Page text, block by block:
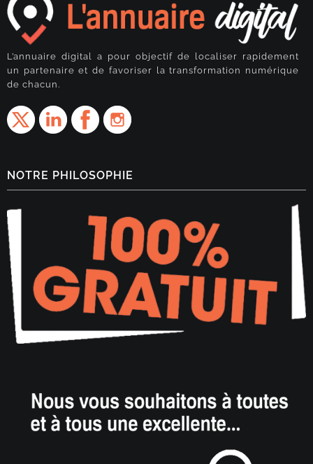
L’annuaire digital a pour objectif de localiser rapidement
un partenaire et de favoriser la transformation numérique
de chacun.
NOTRE PHILOSOPHIE